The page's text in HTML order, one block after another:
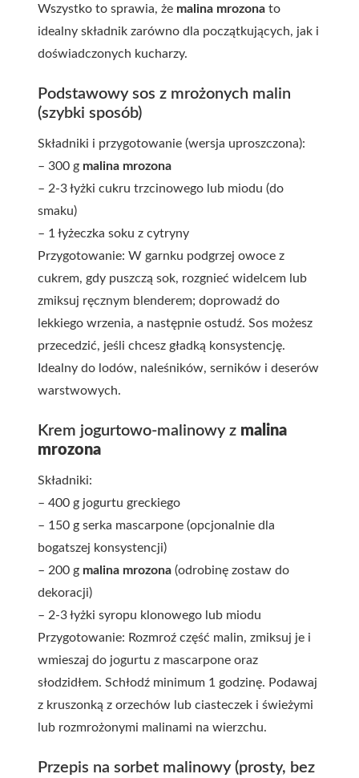
Wszystko to sprawia, że malina mrozona to
idealny składnik zarówno dla początkujących, jak i
doświadczonych kucharzy.
Podstawowy sos z mrożonych malin
(szybki sposób)
Składniki i przygotowanie (wersja uproszczona):
– 300 g malina mrozona
– 2-3 łyżki cukru trzcinowego lub miodu (do
smaku)
– 1 łyżeczka soku z cytryny
Przygotowanie: W garnku podgrzej owoce z
cukrem, gdy puszczą sok, rozgnieć widelcem lub
zmiksuj ręcznym blenderem; doprowadź do
lekkiego wrzenia, a następnie ostudź. Sos możesz
przecedzić, jeśli chcesz gładką konsystencję.
Idealny do lodów, naleśników, serników i deserów
warstwowych.
Krem jogurtowo-malinowy z malina
mrozona
Składniki:
– 400 g jogurtu greckiego
– 150 g serka mascarpone (opcjonalnie dla
bogatszej konsystencji)
– 200 g malina mrozona (odrobinę zostaw do
dekoracji)
– 2-3 łyżki syropu klonowego lub miodu
Przygotowanie: Rozmroź część malin, zmiksuj je i
wmieszaj do jogurtu z mascarpone oraz
słodzidłem. Schłodź minimum 1 godzinę. Podawaj
z kruszonką z orzechów lub ciasteczek i świeżymi
lub rozmrożonymi malinami na wierzchu.
Przepis na sorbet malinowy (prosty, bez